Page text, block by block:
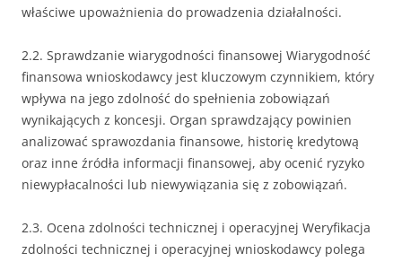
właściwe upoważnienia do prowadzenia działalności.
2.2. Sprawdzanie wiarygodności finansowej Wiarygodność
finansowa wnioskodawcy jest kluczowym czynnikiem, który
wpływa na jego zdolność do spełnienia zobowiązań
wynikających z koncesji. Organ sprawdzający powinien
analizować sprawozdania finansowe, historię kredytową
oraz inne źródła informacji finansowej, aby ocenić ryzyko
niewypłacalności lub niewywiązania się z zobowiązań.
2.3. Ocena zdolności technicznej i operacyjnej Weryfikacja
zdolności technicznej i operacyjnej wnioskodawcy polega